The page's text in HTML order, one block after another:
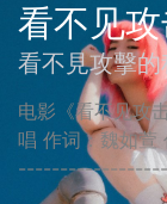
看不见
看不見攻擊
电影《看不见攻
唱 作词：魏如